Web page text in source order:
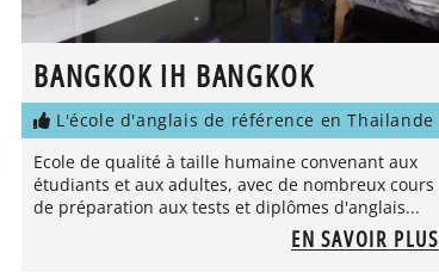
BANGKOK IH BANGKOK
L'école d'anglais de référence en Thailande
Ecole de qualité à taille humaine convenant aux
étudiants et aux adultes, avec de nombreux cours
de préparation aux tests et diplômes d'anglais...
EN SAVOIR PLUS